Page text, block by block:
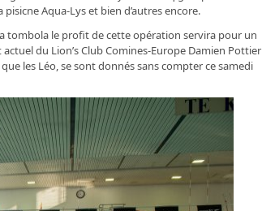
pisicne Aqua-Lys et bien d’autres encore.
tombola le profit de cette opération servira pour un
du Lion’s Club Comines-Europe Damien Pottier
les Léo, se sont donnés sans compter ce samedi